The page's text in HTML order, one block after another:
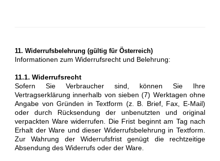
11. Widerrufsbelehrung (gültig für Österreich)
Informationen zum Widerrufsrecht und Belehrung:
11.1. Widerrufsrecht
Sofern Sie Verbraucher sind, können Sie Ihre
Vertragserklärung innerhalb von sieben (7) Werktagen ohne
Angabe von Gründen in Textform (z. B. Brief, Fax, E-Mail)
oder durch Rücksendung der unbenutzten und original
verpackten Ware widerrufen. Die Frist beginnt am Tag nach
Erhalt der Ware und dieser Widerrufsbelehrung in Textform.
Zur Wahrung der Widerrufsfrist genügt die rechtzeitige
Absendung des Widerrufs oder der Ware.